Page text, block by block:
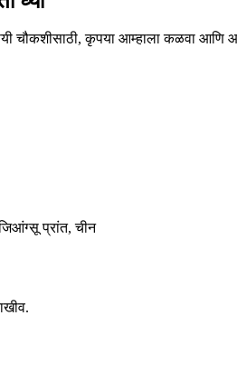
चौकशीसाठी, कृपया आम्हाला कळवा आणि
प्रांत, चीन